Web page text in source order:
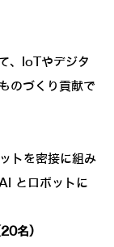
、IoTやデジタ
のづくり貢献で
トを密接に組み
とロボットに
名）